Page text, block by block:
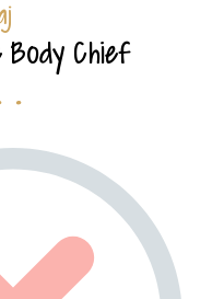
Body Chief
.